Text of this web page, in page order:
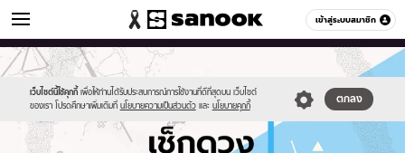
เข้าสู่ระบบสมาชิก
ดูดวง หมวดอื่นๆ
เว็บไซต์นี้ใช้คุกกี้ เพื่อให้ท่านได้รับประสบการณ์การใช้งานที่ดีที่สุดบน เว็บไซต์
ของเรา โปรดศึกษาเพิ่มเติมที่ นโยบายความเป็นส่วนตัว และ นโยบายคุกกี้
ตกลง
Sanook
//s.isanook.com/sr/0/images/logo-
new-
sanook.png
600
60
//s.isanook.com/ho/0/ud/fxd/day/daily-
horoscope-
friday.jpg